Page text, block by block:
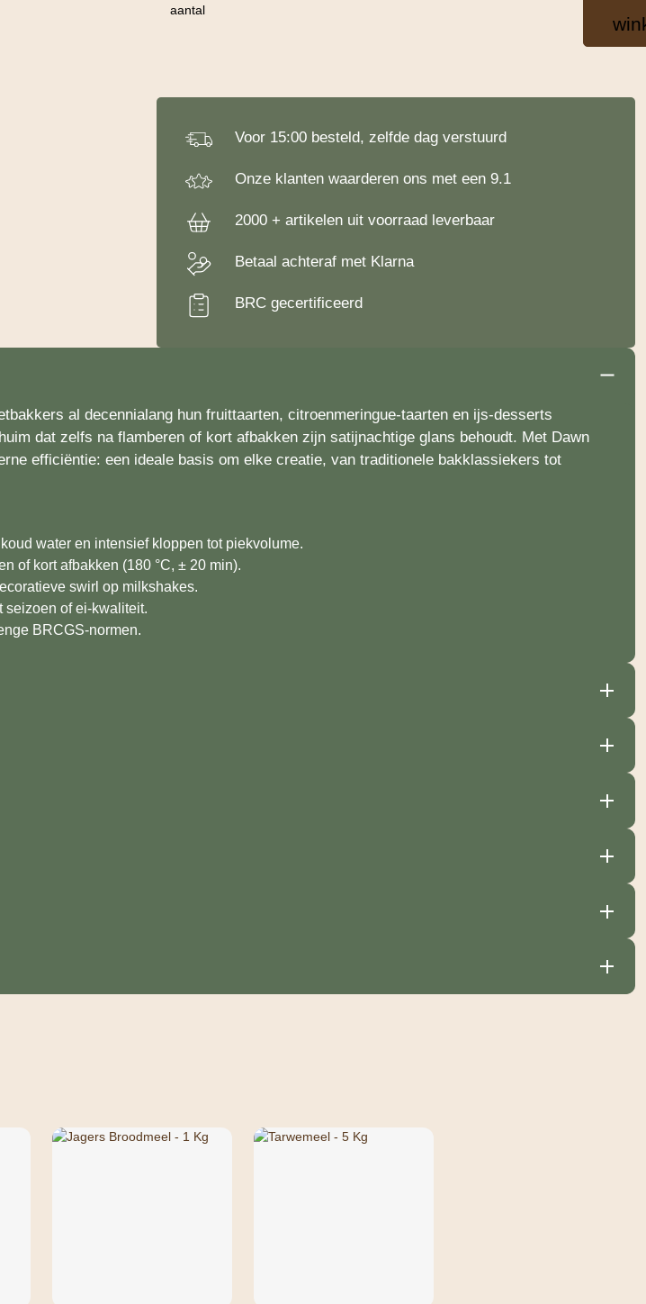
aantal
Voor 15:00 besteld, zelfde dag verstuurd
Onze klanten waarderen ons met een 9.1
2000 + artikelen uit voorraad leverbaar
Betaal achteraf met Klarna
BRC gecertificeerd
al decennialang hun fruit­taarten, citroenmeringue-taarten en ijs-desserts
dat zelfs na flamberen of kort afbakken zijn satijnachtige glans behoudt. Met Dawn
efficiëntie: een ideale basis om elke creatie, van traditionele bakklassiekers tot
water en intensief kloppen tot piekvolume.
of kort afbakken (180 °C, ± 20 min).
swirl op milkshakes.
seizoen of ei-kwaliteit.
BRCGS-normen.